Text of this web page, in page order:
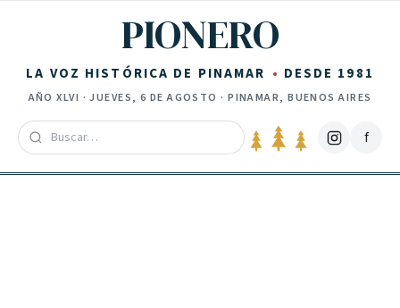
PIONERO
LA VOZ HISTÓRICA DE PINAMAR DESDE 1981
AÑOXLVI ·JUEVES, 6 DE AGOSTO · PINAMAR, BUENOS AIRES
f